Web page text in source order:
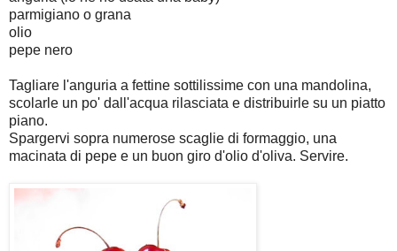
parmigiano o grana
olio
pepe nero
Tagliare l'anguria a fettine sottilissime con una mandolina,
scolarle un po' dall'acqua rilasciata e distribuirle su un piatto
piano.
Spargervi sopra numerose scaglie di formaggio, una
macinata di pepe e un buon giro d'olio d'oliva. Servire.